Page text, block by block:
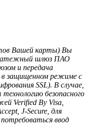
Вашей карты) Вы
шлюз ПАО
и передача
в защищенном режиме с
SSL). В случае,
безопасного
Verified By Visa,
J-Secure, для
ввод